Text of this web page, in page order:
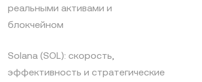
реальными активами и
блокчейном
Solana (SOL): скорость,
эффективность и стратегические